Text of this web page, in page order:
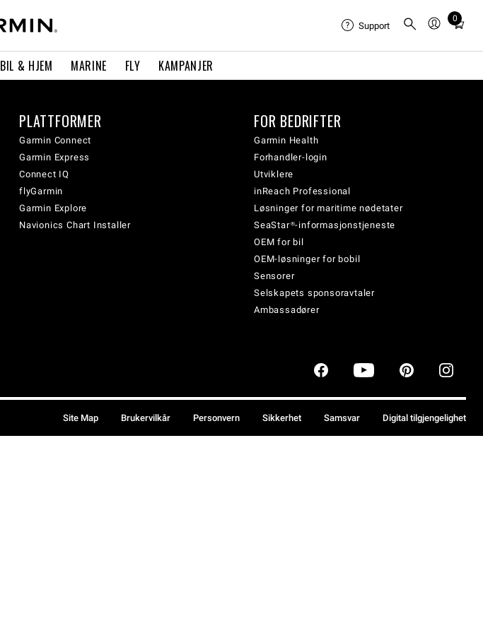
BIL & HJEM MARINE FLY KAMPANJER
Support
0
Total
cart:
PLATTFORMER
Garmin Connect
Garmin Express
Connect IQ
flyGarmin
Garmin Explore
Navionics Chart Installer
FOR BEDRIFTER
Garmin Health
Forhandler-login
Utviklere
inReach Professional
Løsninger for maritime nødetater
SeaStar®-informasjonstjeneste
OEM for bil
OEM-løsninger for bobil
Sensorer
Selskapets sponsoravtaler
Ambassadører
Site Map Brukervilkår Personvern Sikkerhet Samsvar Digital tilgjengelighet